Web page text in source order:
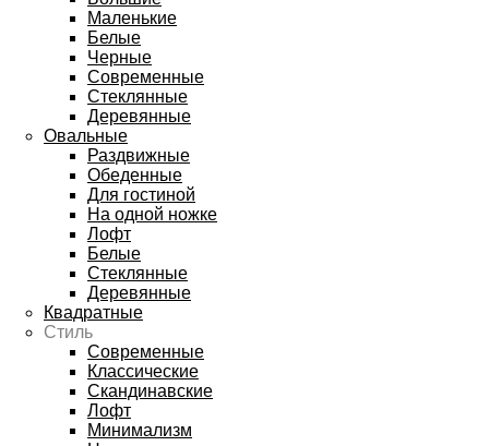
Маленькие
Белые
Черные
Современные
Стеклянные
Деревянные
Овальные
Раздвижные
Обеденные
Для гостиной
На одной ножке
Лофт
Белые
Стеклянные
Деревянные
Квадратные
Стиль
Современные
Классические
Скандинавские
Лофт
Минимализм